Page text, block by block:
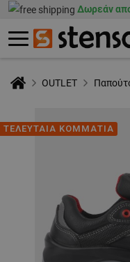
Δωρεάν
OUTLET
ΤΕΛΕΥΤΑΙΑ ΚΟΜΜΑΤΙΑ